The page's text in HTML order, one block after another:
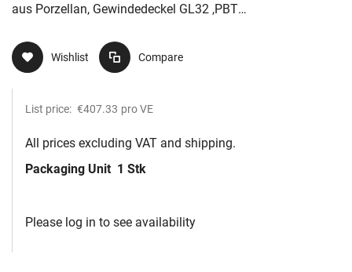
aus Porzellan, Gewindedeckel GL32 ,PBT
Wishlist Compare
List price: €407.33 pro VE
All prices excluding VAT and shipping.
Packaging Unit 1 Stk
Please log in to see availability